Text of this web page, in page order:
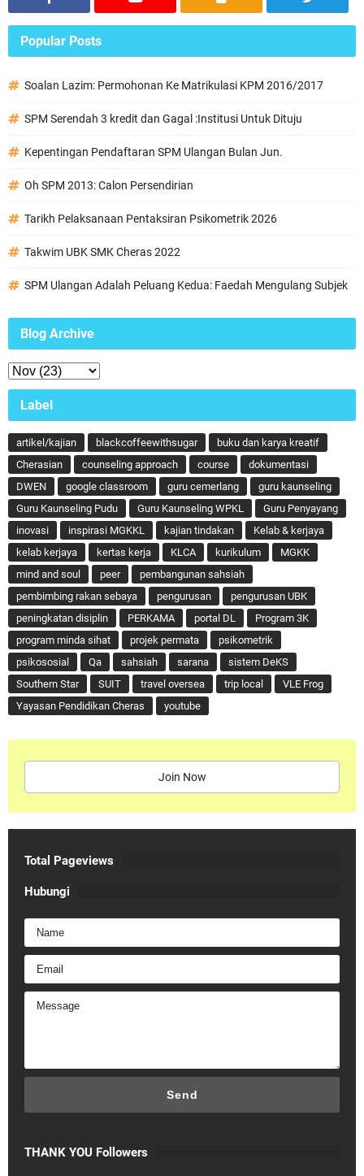
Popular Posts
Soalan Lazim: Permohonan Ke Matrikulasi KPM 2016/2017
SPM Serendah 3 kredit dan Gagal :Institusi Untuk Dituju
Kepentingan Pendaftaran SPM Ulangan Bulan Jun.
Oh SPM 2013: Calon Persendirian
Tarikh Pelaksanaan Pentaksiran Psikometrik 2026
Takwim UBK SMK Cheras 2022
SPM Ulangan Adalah Peluang Kedua: Faedah Mengulang Subjek
Blog Archive
Label
artikel/kajian blackcoffeewithsugar
buku dan karya kreatif
Cherasian
counseling approach course
dokumentasi
DWEN
google classroom guru cemerlang
guru kaunseling
Guru Kaunseling Pudu
Guru Kaunseling WPKL
Guru Penyayang
inovasi
inspirasi MGKKL kajian tindakan
Kelab & kerjaya
kelab kerjaya
kertas kerja KLCA kurikulum
MGKK
mind and soul
peer
pembangunan sahsiah
pembimbing rakan sebaya
pengurusan
pengurusan UBK
peningkatan disiplin
PERKAMA portal DL
Program 3K
program minda sihat
projek permata
psikometrik
psikososial
Qa sahsiah sarana
sistem DeKS
Southern Star
SUIT travel oversea trip local
VLE Frog
Yayasan Pendidikan Cheras
youtube
Join Now
Total Pageviews
Hubungi
THANK YOU Followers